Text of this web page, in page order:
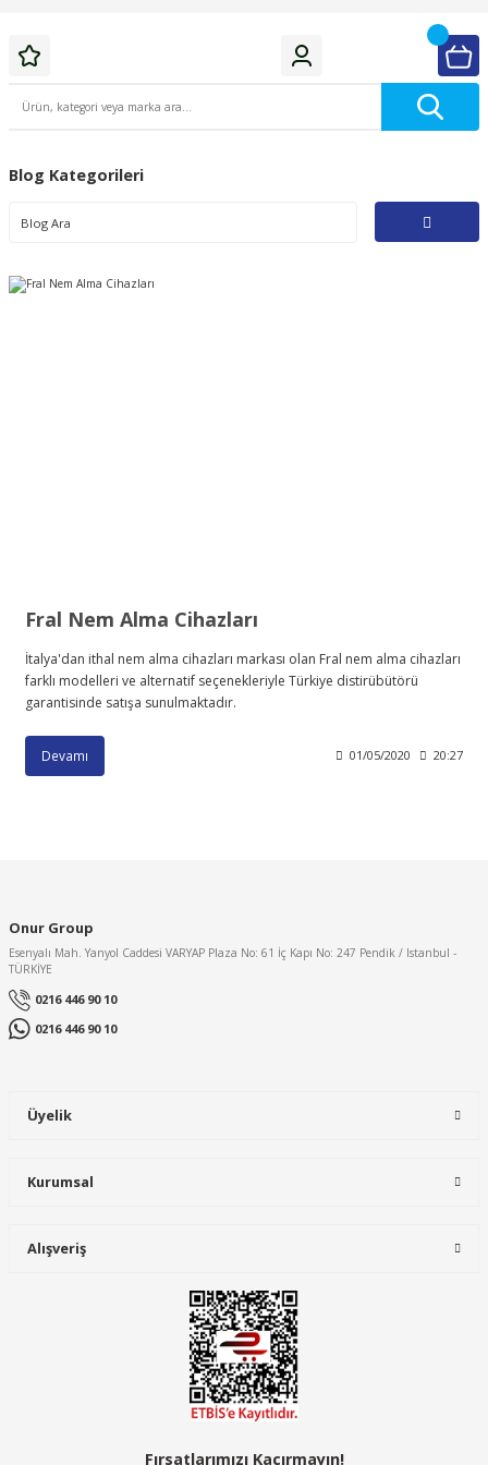
Blog Kategorileri
Fral Nem Alma Cihazları
İtalya'dan ithal nem alma cihazları markası olan Fral nem alma cihazları
farklı modelleri ve alternatif seçenekleriyle Türkiye distirübütörü
garantisinde satışa sunulmaktadır.
Devamı 01/05/2020 20:27
Onur Group
Esenyalı Mah. Yanyol Caddesi VARYAP Plaza No: 61 İç Kapı No: 247 Pendik / Istanbul -
TÜRKİYE
0216 446 90 10
0216 446 90 10
Üyelik
Kurumsal
Alışveriş
Fırsatlarımızı Kaçırmayın!